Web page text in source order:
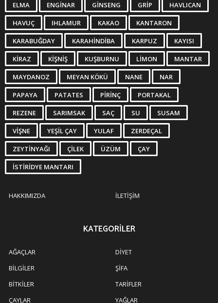
ELMA ENGINAR GINSENG GRIP HAVLICAN
HAVUÇ IHLAMUR KAKAO KANTARON
KARABUĞDAY KARAHINDIBA KARPUZ KAYISI
KIRAZ KIŞNIŞ KUŞBURNU LIMON MANTAR
MAYDANOZ MEYAN KÖKÜ NANE NAR
PAPAYA PATATES PIRINÇ PORTAKAL
REZENE SARIMSAK SAÇ SU SUSAM
VIŞNE YEŞIL ÇAY YULAF ZERDEÇAL
ZEYTINYAĞI ÇILEK ÜZÜM ÇAY
İSTIRIDYE MANTARI
HAKKIMIZDA İLETIŞIM
KATEGORILER
AĞAÇLAR
BILGILER
BITKILER
ÇAYLAR
DIYET
ŞIFA
TARIFLER
YAĞLAR